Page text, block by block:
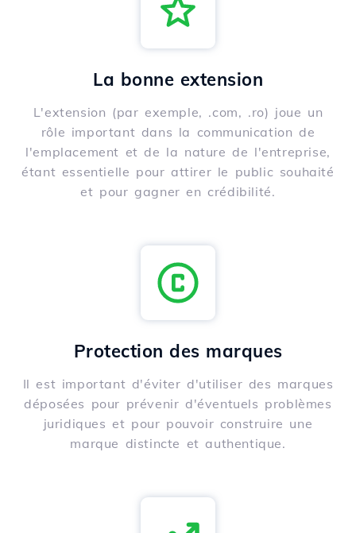
La bonne extension
L'extension (par exemple, .com, .ro) joue un
rôle important dans la communication de
l'emplacement et de la nature de l'entreprise,
étant essentielle pour attirer le public souhaité
et pour gagner en crédibilité.
Protection des marques
Il est important d'éviter d'utiliser des marques
déposées pour prévenir d'éventuels problèmes
juridiques et pour pouvoir construire une
marque distincte et authentique.